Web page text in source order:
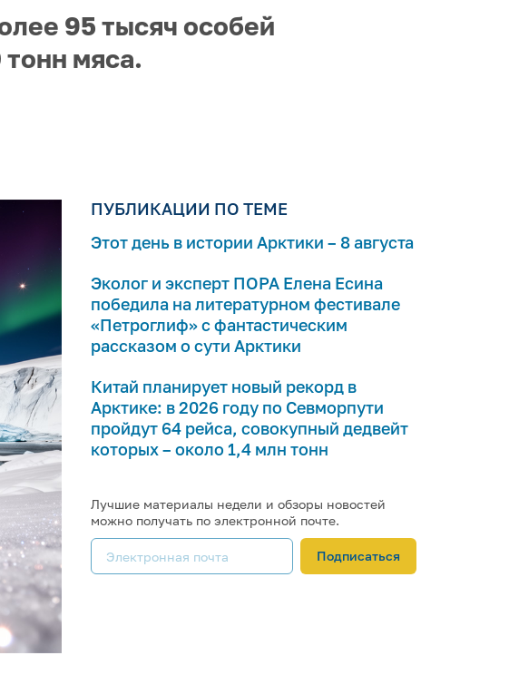
95 тысяч особей
мяса.
ПУБЛИКАЦИИ ПО ТЕМЕ
Этот день в истории Арктики – 8 августа
Эколог и эксперт ПОРА Елена Есина
победила на литературном фестивале
«Петроглиф» с фантастическим
рассказом о сути Арктики
Китай планирует новый рекорд в
Арктике: в 2026 году по Севморпути
пройдут 64 рейса, совокупный дедвейт
которых – около 1,4 млн тонн
Лучшие материалы недели и обзоры новостей
можно получать по электронной почте.
Подписаться